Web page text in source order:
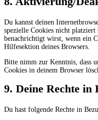
Du kannst deinen
spezielle Cookies nicht
benachrichtigt wirst, wenn ein
Hilfesektion deines Browsers.
Bitte nimm zur Kenntnis, dass
Cookies in deinem Browser
9. Deine Rechte in
Du hast folgende Rechte in